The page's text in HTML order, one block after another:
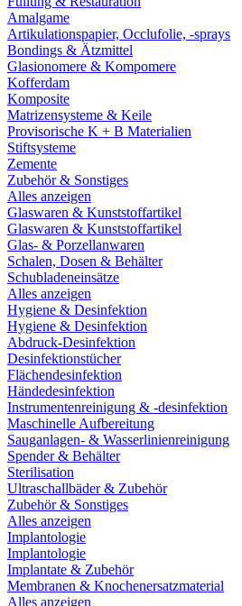
Amalgame
Artikulationspapier, Occlufolie, -sprays
Bondings & Ätzmittel
Glasionomere & Kompomere
Kofferdam
Komposite
Matrizensysteme & Keile
Provisorische K + B Materialien
Stiftsysteme
Zemente
Zubehör & Sonstiges
Alles anzeigen
Glaswaren & Kunststoffartikel
Glaswaren & Kunststoffartikel
Glas- & Porzellanwaren
Schalen, Dosen & Behälter
Schubladeneinsätze
Alles anzeigen
Hygiene & Desinfektion
Hygiene & Desinfektion
Abdruck-Desinfektion
Desinfektionstücher
Flächendesinfektion
Händedesinfektion
Instrumentenreinigung & -desinfektion
Maschinelle Aufbereitung
Sauganlagen- & Wasserlinienreinigung
Spender & Behälter
Sterilisation
Ultraschallbäder & Zubehör
Zubehör & Sonstiges
Alles anzeigen
Implantologie
Implantologie
Implantate & Zubehör
Membranen & Knochenersatzmaterial
Alles anzeigen